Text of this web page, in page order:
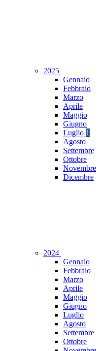
2025
Gennaio
Febbraio
Marzo
Aprile
Maggio
Giugno
Luglio 1
Agosto
Settembre
Ottobre
Novembre
Dicembre
2024
Gennaio
Febbraio
Marzo
Aprile
Maggio
Giugno
Luglio
Agosto
Settembre
Ottobre